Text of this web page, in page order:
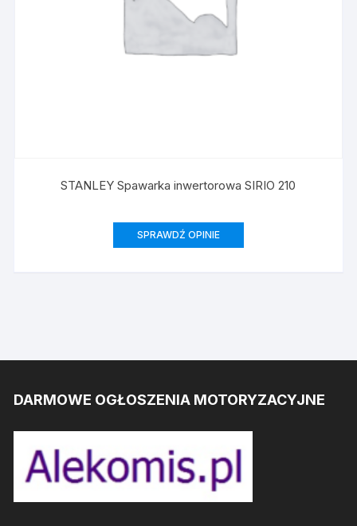
STANLEY Spawarka inwertorowa SIRIO 210
SPRAWDŹ OPINIE
DARMOWE OGŁOSZENIA MOTORYZACYJNE